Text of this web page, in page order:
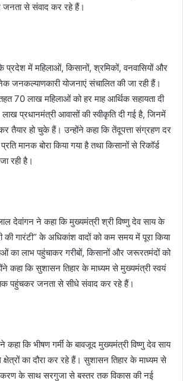
जनता से संवाद कर रहे हैं।
प्रदेश में महिलाओं, किसानों, श्रमिकों, वनवासियों और
जनकल्याणकारी योजनाएं संचालित की जा रही हैं।
70 लाख महिलाओं को हर माह आर्थिक सहायता दी
प्रधानमंत्री आवासों की स्वीकृति दी गई है, जिनमें
तैयार हो चुके हैं। उन्होंने कहा कि तेंदूपत्ता संग्रहण दर
मानक बोरा किया गया है तथा किसानों से रिकॉर्ड
रही है।
देवांगन ने कहा कि मुख्यमंत्री श्री विष्णु देव साय के
की गारंटी” के अधिकांश वादों को कम समय में पूरा किया
का लाभ पहुंचाकर गरीबों, किसानों और जरूरतमंदों को
कहा कि सुशासन तिहार के माध्यम से मुख्यमंत्री स्वयं
पहुंचकर जनता से सीधे संवाद कर रहे हैं।
ने कहा कि भीषण गर्मी के बावजूद मुख्यमंत्री विष्णु देव साय
का दौरा कर रहे हैं। सुशासन तिहार के माध्यम से
के साथ सरगुजा से बस्तर तक विकास की नई